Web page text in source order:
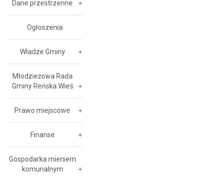
Dane przestrzenne
Ogłoszenia
Władze Gminy
Młodzieżowa Rada
Gminy Reńska Wieś
Prawo miejscowe
Finanse
Gospodarka mieniem
komunalnym